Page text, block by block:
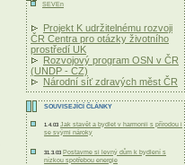
SEVEn
Projekt K udržitelnému rozvoji
ČR Centra pro otázky životního
prostředí UK
Rozvojový program OSN v ČR
(UNDP - CZ)
Národní síť zdravých měst ČR
SOUVISEJÍCÍ ČLÁNKY
1.4.03 Jak stavět a bydlet v harmonii s přírodou i
se svými nároky
31.3.03 Postavme si levný dům k bydlení s
nízkou spotřebou energie